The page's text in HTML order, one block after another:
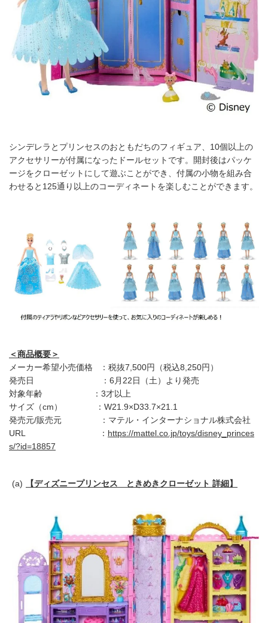
シンデレラとプリンセスのおともだちのフィギュア、10個以上の
アクセサリーが付属になったドールセットです。開封後はパッケ
ージをクローゼットにして遊ぶことができ、付属の小物を組み合
わせると125通り以上のコーディネートを楽しむことができます。
＜商品概要＞
メーカー希望小売価格 ：税抜7,500円（税込8,250円）
発売日 ：6月22日（土）より発売
対象年齢 ：3才以上
サイズ（cm） ：W21.9×D33.7×21.1
発売元/販売元 ：マテル・インターナショナル株式会社
URL ： https://mattel.co.jp/toys/disney_princes
s/?id=18857
【ディズニープリンセス ときめきクローゼット 詳細】